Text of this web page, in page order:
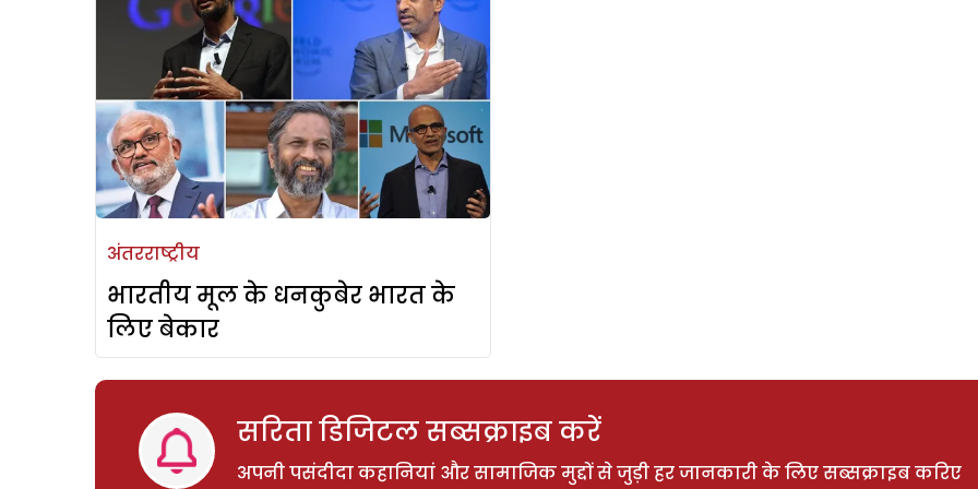
अंतरराष्ट्रीय
भारतीय मूल के धनकुबेर भारत के
लिए बेकार
सरिता डिजिटल सब्सक्राइब करें
अपनी पसंदीदा कहानियां और सामाजिक मुद्दों से जुड़ी हर जानकारी के लिए सब्सक्राइब करिए